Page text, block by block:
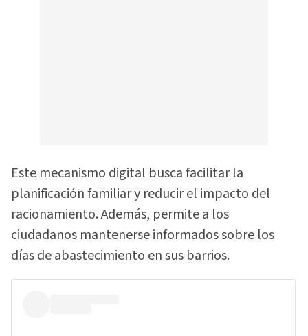
Este mecanismo digital busca facilitar la
planificación familiar y reducir el impacto del
racionamiento. Además, permite a los
ciudadanos mantenerse informados sobre los
días de abastecimiento en sus barrios.